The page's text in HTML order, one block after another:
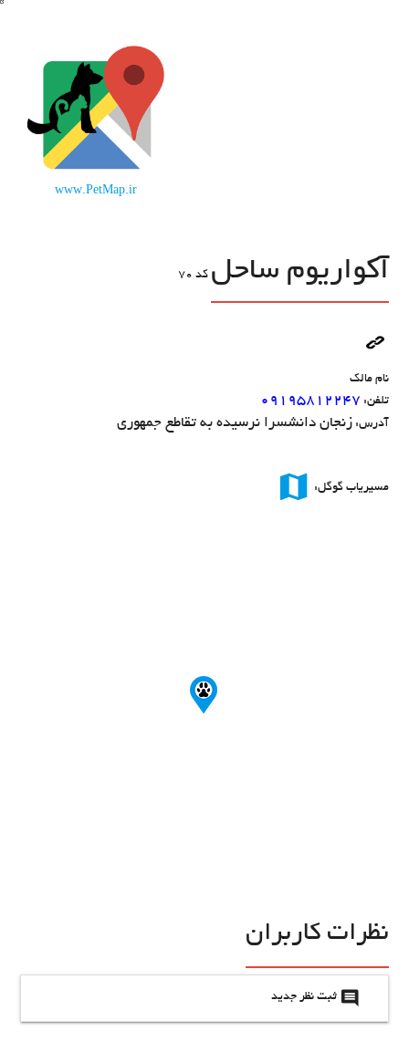
www.PetMap.ir
آکواریوم ساحل کد 70
نام مالک
تلفن: ۰۹۱۹۵۸۱۲۲۴۷
آدرس:زنجان دانشسرا نرسیده به تقاطع جمهوری
مسیریاب گوگل: map
نظرات کاربران
insert_comment ثبت نظر جدید